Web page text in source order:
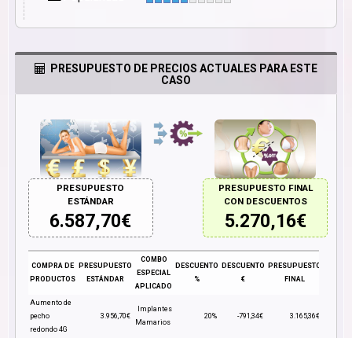
PRESUPUESTO DE PRECIOS ACTUALES PARA ESTE
CASO
PRESUPUESTO
ESTÁNDAR
6.587,70€
PRESUPUESTO FINAL
CON DESCUENTOS
5.270,16€
COMPRA DE
PRODUCTOS
PRESUPUESTO
ESTÁNDAR
COMBO
ESPECIAL
APLICADO
DESCUENTO
%
DESCUENTO
€
PRESUPUESTO
FINAL
Aumento de
pecho
redondo 4G
3.956,70€
Implantes
Mamarios
20% -791,34€ 3.165,36€